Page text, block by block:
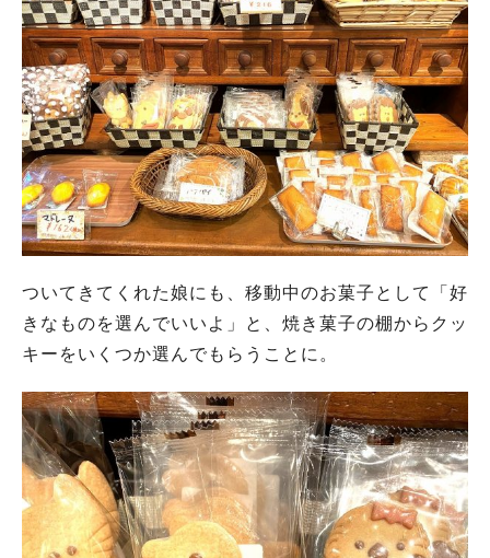
ついてきてくれた娘にも、移動中のお菓子として「好
きなものを選んでいいよ」と、焼き菓子の棚からクッ
キーをいくつか選んでもらうことに。